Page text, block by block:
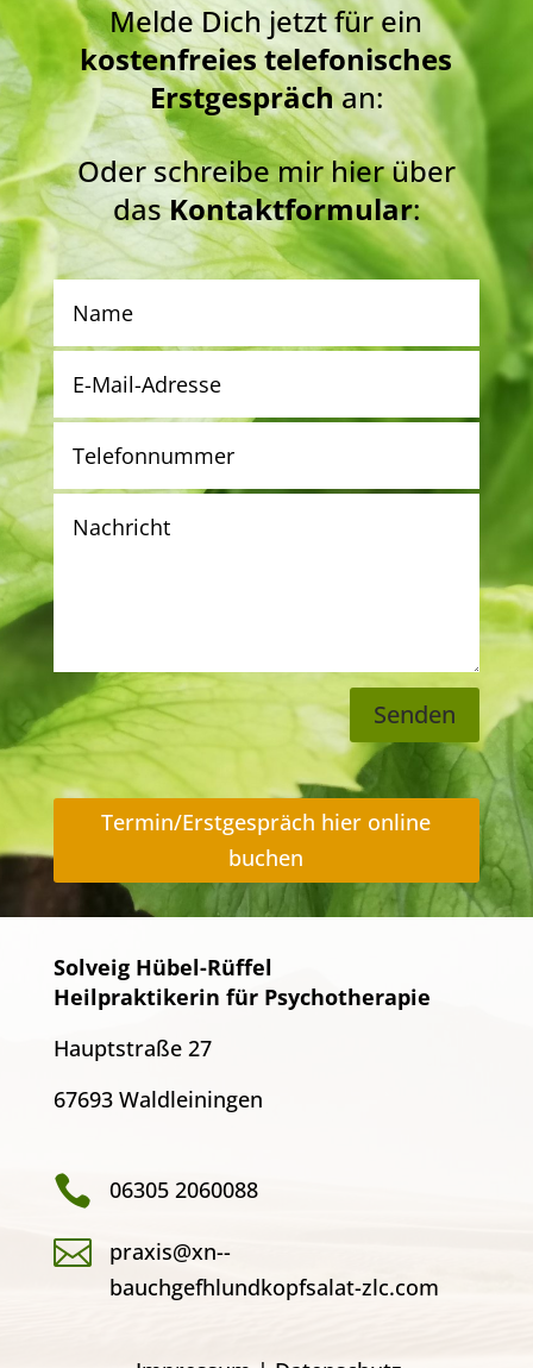
Melde Dich jetzt für ein
kostenfreies telefonisches
Erstgesprächan:
Oder schreibe mir hier über
dasKontaktformular:
Senden
Termin/Erstgespräch hier online
buchen
Solveig Hübel-Rüffel
Heilpraktikerin für Psychotherapie
Hauptstraße 27
67693 Waldleiningen
 06305 2060088

praxis@xn--
bauchgefhlundkopfsalat-zlc.com